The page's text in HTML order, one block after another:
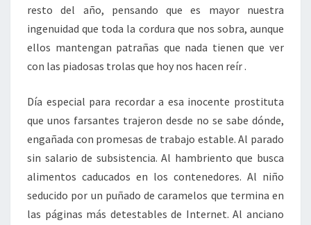
resto del año, pensando que es mayor nuestra
ingenuidad que toda la cordura que nos sobra, aunque
ellos mantengan patrañas que nada tienen que ver
con las piadosas trolas que hoy nos hacen reír .
Día especial para recordar a esa inocente prostituta
que unos farsantes trajeron desde no se sabe dónde,
engañada con promesas de trabajo estable. Al parado
sin salario de subsistencia. Al hambriento que busca
alimentos caducados en los contenedores. Al niño
seducido por un puñado de caramelos que termina en
las páginas más detestables de Internet. Al anciano